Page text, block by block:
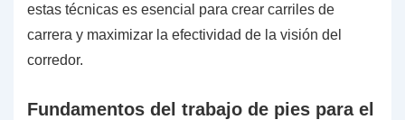
estas técnicas es esencial para crear carriles de
carrera y maximizar la efectividad de la visión del
corredor.
Fundamentos del trabajo de pies para el